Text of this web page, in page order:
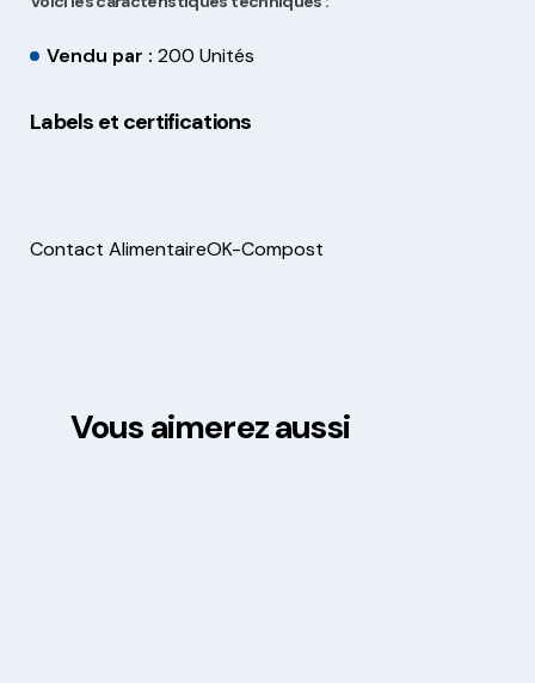
Vendu par : 200 Unités
Labels et certifications
Contact AlimentaireOK-Compost
Vous aimerez aussi